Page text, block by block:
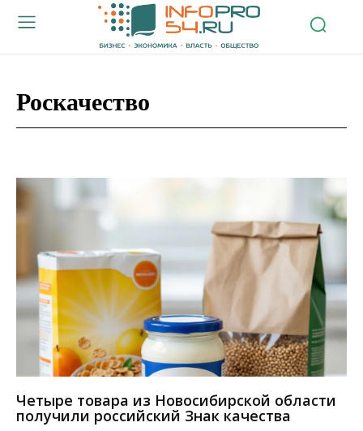
Роскачество
Четыре товара из Новосибирской области
получили российский Знак качества